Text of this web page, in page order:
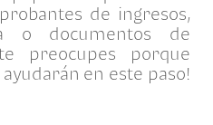
de ingresos,
o documentos de
preocupes porque
en este paso!